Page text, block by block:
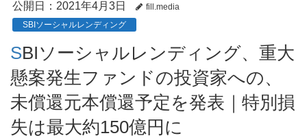
公開日： 2021年4月3日
fill.media
SBIソーシャルレンディング
SBIソーシャルレンディング、重大
懸案発生ファンドの投資家への、
未償還元本償還予定を発表｜特別損
失は最大約150億円に